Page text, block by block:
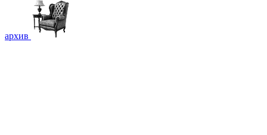
архив